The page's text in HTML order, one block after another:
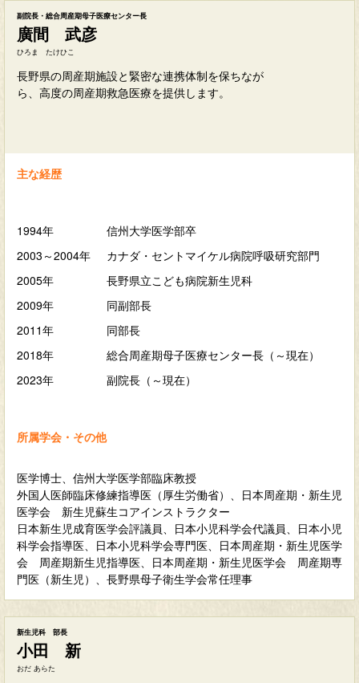
副院長・総合周産期母子医療センター長
廣間 武彦
ひろま たけひこ
長野県の周産期施設と緊密な連携体制を保ちなが
ら、高度の周産期救急医療を提供します。
主な経歴
1994年
信州大学医学部卒
2003～2004年
カナダ・セントマイケル病院呼吸研究部門
2005年
長野県立こども病院新生児科
2009年
同副部長
2011年
同部長
2018年
総合周産期母子医療センター長（～現在）
2023年
副院長（～現在）
所属学会・その他
医学博士、信州大学医学部臨床教授
外国人医師臨床修練指導医（厚生労働省）、日本周産期・新生児
医学会 新生児蘇生コアインストラクター
日本新生児成育医学会評議員、日本小児科学会代議員、日本小児
科学会指導医、日本小児科学会専門医、日本周産期・新生児医学
会 周産期新生児指導医、日本周産期・新生児医学会 周産期専
門医（新生児）、長野県母子衛生学会常任理事
新生児科 部長
小田 新
おだ あらた